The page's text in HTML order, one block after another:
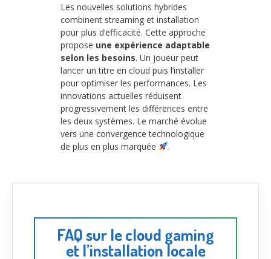
Les nouvelles solutions hybrides
combinent streaming et installation
pour plus d’efficacité. Cette approche
propose une expérience adaptable
selon les besoins. Un joueur peut
lancer un titre en cloud puis l’installer
pour optimiser les performances. Les
innovations actuelles réduisent
progressivement les différences entre
les deux systèmes. Le marché évolue
vers une convergence technologique
de plus en plus marquée
.
FAQ sur le cloud gaming
et l’installation locale